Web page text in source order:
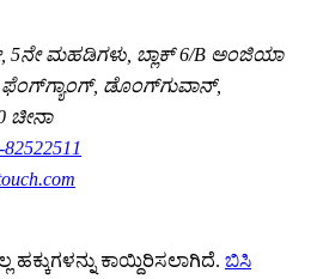
5ನೇ ಮಹಡಿಗಳು, ಬ್ಲಾಕ್ 6/B ಅಂಜಿಯಾ
ಡೊಂಗ್‌ಗುವಾನ್,
ಚೀನಾ
ಹಕ್ಕುಗಳನ್ನು ಕಾಯ್ದಿರಿಸಲಾಗಿದೆ. ಬಿಸಿ